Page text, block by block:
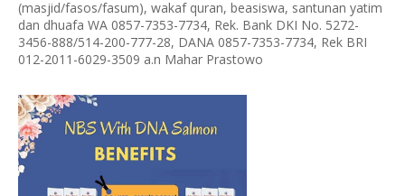
(masjid/fasos/fasum), wakaf quran, beasiswa, santunan yatim
dan dhuafa WA 0857-7353-7734, Rek. Bank DKI No. 5272-
3456-888/514-200-777-28, DANA 0857-7353-7734, Rek BRI
012-2011-6029-3509 a.n Mahar Prastowo